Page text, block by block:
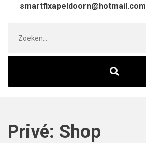
smartfixapeldoorn@hotmail.com
naar:
Privé: Shop